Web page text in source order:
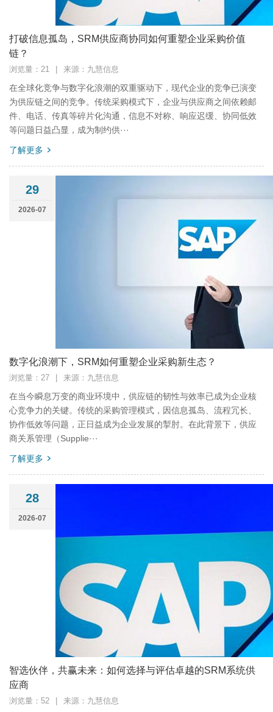
打破信息孤岛，SRM供应商协同如何重塑企业采购价值
链？
浏览量：21 来源：九慧信息
在全球化竞争与数字化浪潮的双重驱动下，现代企业的竞争已演变
为供应链之间的竞争。传统采购模式下，企业与供应商之间依赖邮
件、电话、传真等碎片化沟通，信息不对称、响应迟缓、协同低效
等问题日益凸显，成为制约供···
了解更多
29
2026-07
数字化浪潮下，SRM如何重塑企业采购新生态？
浏览量：27 来源：九慧信息
在当今瞬息万变的商业环境中，供应链的韧性与效率已成为企业核
心竞争力的关键。传统的采购管理模式，因信息孤岛、流程冗长、
协作低效等问题，正日益成为企业发展的掣肘。在此背景下，供应
商关系管理（Supplie···
了解更多
28
2026-07
智选伙伴，共赢未来：如何选择与评估卓越的SRM系统供
应商
浏览量：52 来源：九慧信息